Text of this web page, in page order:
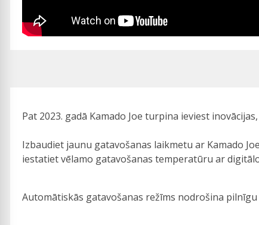
Pat 2023. gadā Kamado Joe turpina ieviest
Izbaudiet jaunu gatavošanas laikmetu ar Kamado
iestatiet vēlamo gatavošanas temperatūru ar
Automātiskās gatavošanas režīms nodrošina